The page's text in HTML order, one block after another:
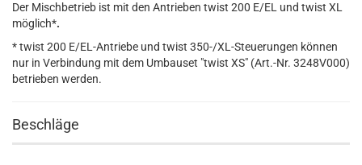
Der Mischbetrieb ist mit den Antrieben twist 200 E/EL und twist XL
möglich*.
* twist 200 E/EL-Antriebe und twist 350-/XL-Steuerungen können
nur in Verbindung mit dem Umbauset "twist XS" (Art.-Nr. 3248V000)
betrieben werden.
Beschläge